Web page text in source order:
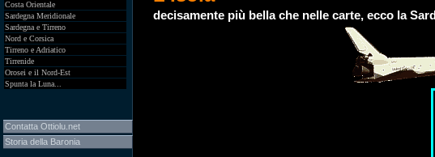
decisamente più bella che nelle carte, ecco la
Costa Orientale
Sardegna Meridionale
Sardegna e Tirreno
Nord e Corsica
Tirreno e Adriatico
Tirrenide
Orosei e il Nord-Est
Spunta la Luna...
Contatta Ottiolu.net
Storia della Baronia